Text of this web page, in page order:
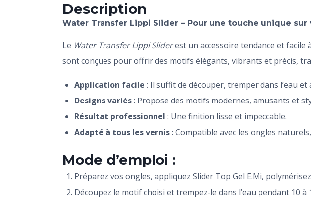
Description
Water Transfer Lippi Slider – Pour une touche unique sur
Le Water Transfer Lippi Sliderest un accessoire tendance et facile
sont conçues pour offrir des motifs élégants, vibrants et précis,
Application facile : Il suffit de découper, tremper dans l’eau et
Designs variés: Propose des motifs modernes, amusants et
Résultat professionnel : Une finition lisse et impeccable.
Adapté à tous les vernis: Compatible avec les ongles
Mode d’emploi :
Préparez vos ongles, appliquez Slider Top Gel E.Mi,
Découpez le motif choisi et trempez-le dans l’eau pendant 10 à